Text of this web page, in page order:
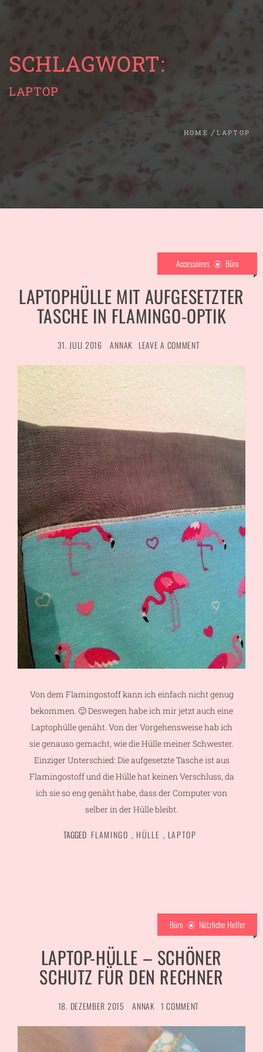
SCHLAGWORT:
LAPTOP
HOME LAPTOP
Accessoires Büro
LAPTOPHÜLLE MIT AUFGESETZTER
TASCHE IN FLAMINGO-OPTIK
31. JULI 2016 ANNAK LEAVE A COMMENT
Von dem Flamingostoff kann ich einfach nicht genug
bekommen. 🙂 Deswegen habe ich mir jetzt auch eine
Laptophülle genäht. Von der Vorgehensweise hab ich
sie genauso gemacht, wie die Hülle meiner Schwester.
Einziger Unterschied: Die aufgesetzte Tasche ist aus
Flamingostoff und die Hülle hat keinen Verschluss, da
ich sie so eng genäht habe, dass der Computer von
selber in der Hülle bleibt.
TAGGED FLAMINGO , HÜLLE , LAPTOP
Büro Nützliche Helfer
LAPTOP-HÜLLE – SCHÖNER
SCHUTZ FÜR DEN RECHNER
18. DEZEMBER 2015 ANNAK 1 COMMENT